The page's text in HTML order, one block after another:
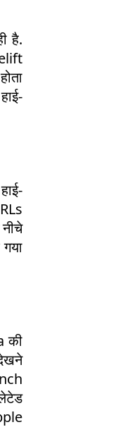
है.
की